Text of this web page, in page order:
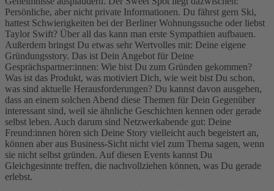
Persönliche, aber nicht private Informationen. Du fährst gern Ski,
hattest Schwierigkeiten bei der Berliner Wohnungssuche oder liebst
Taylor Swift? Über all das kann man erste Sympathien aufbauen.
Außerdem bringst Du etwas sehr Wertvolles mit: Deine eigene
Gründungsstory. Das ist Dein Angebot für Deine
Gesprächspartner:innen: Wie bist Du zum Gründen gekommen?
Was ist das Produkt, was motiviert Dich, wie weit bist Du schon,
was sind aktuelle Herausforderungen? Du kannst davon ausgehen,
dass an einem solchen Abend diese Themen für Dein Gegenüber
interessant sind, weil sie ähnliche Geschichten kennen oder gerade
selbst leben. Auch darum sind Netzwerkabende gut: Deine
Freund:innen hören sich Deine Story vielleicht auch begeistert an,
können aber aus Business-Sicht nicht viel zum Thema sagen, wenn
sie nicht selbst gründen. Auf diesen Events kannst Du
Gleichgesinnte treffen, die nachvollziehen können, was Du gerade
erlebst.